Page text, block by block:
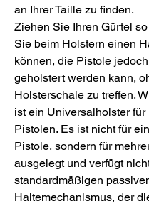
an Ihrer Taille zu finden.
Ziehen Sie Ihren Gürtel
Sie beim Holstern einen
können, die Pistole
geholstert werden kann,
Holsterschale zu treffen.
ist ein Universalholster für
Pistolen. Es ist nicht für
Pistole, sondern für
ausgelegt und verfügt
standardmäßigen
Haltemechanismus, der